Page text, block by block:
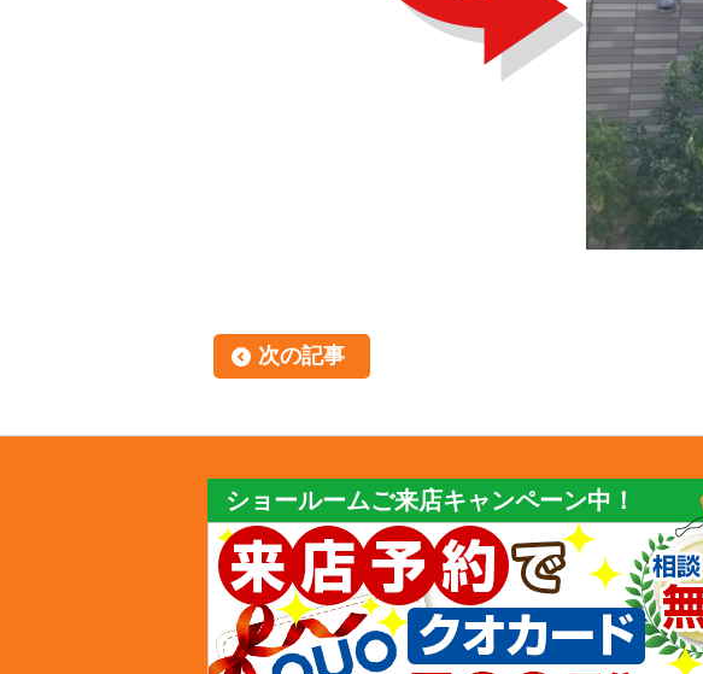
次の記事
ショールームご来店キャンペーン中！